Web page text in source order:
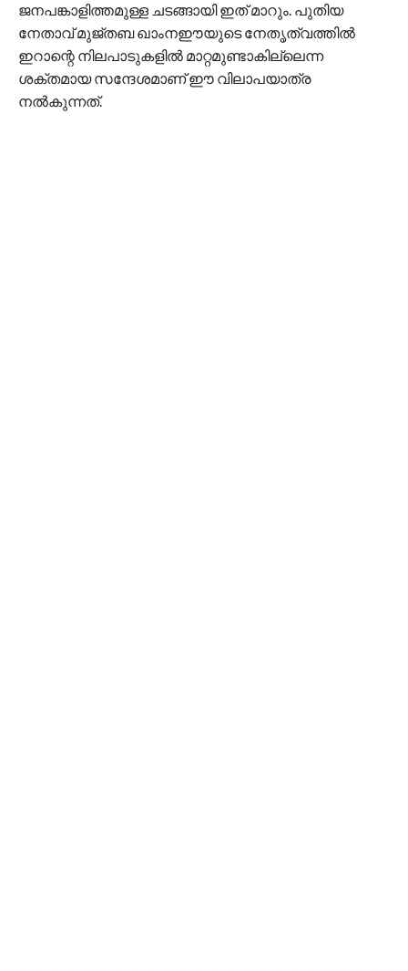
ജനപങ്കാളിത്തമുള്ള ചടങ്ങായി ഇത് മാറും. പുതിയ
നേതാവ് മുജ്തബ ഖാംനഈയുടെ നേതൃത്വത്തിൽ
ഇറാന്റെ നിലപാടുകളിൽ മാറ്റമുണ്ടാകില്ലെന്ന
ശക്തമായ സന്ദേശമാണ് ഈ വിലാപയാത്ര
നൽകുന്നത്.